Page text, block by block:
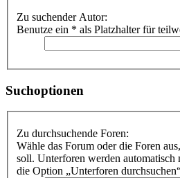
Zu suchender Autor:
Benutze ein * als Platzhalter für
Suchoptionen
Zu durchsuchende Foren:
Wähle das Forum oder die Foren
soll. Unterforen werden automatisch
die Option „Unterforen